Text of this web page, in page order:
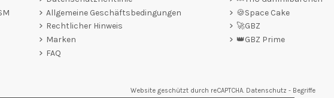
Allgemeine Geschäftsbedingungen
Rechtlicher Hinweis
Marken
FAQ
🍪Space Cake
🚀GBZ
👑GBZ Prime
Website geschützt durch reCAPTCHA. Datenschutz - Begriffe